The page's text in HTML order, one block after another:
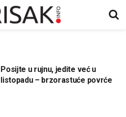
Posijte u rujnu, jedite već u
listopadu – brzorastuće povrće